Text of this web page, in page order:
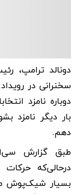
دونالد ترامپ،
سخنرانی در
دوباره نامزد
بار دیگر نامزد
دهم.
طبق گزارش
درحالی‌که
بسیار شیک‌پوش